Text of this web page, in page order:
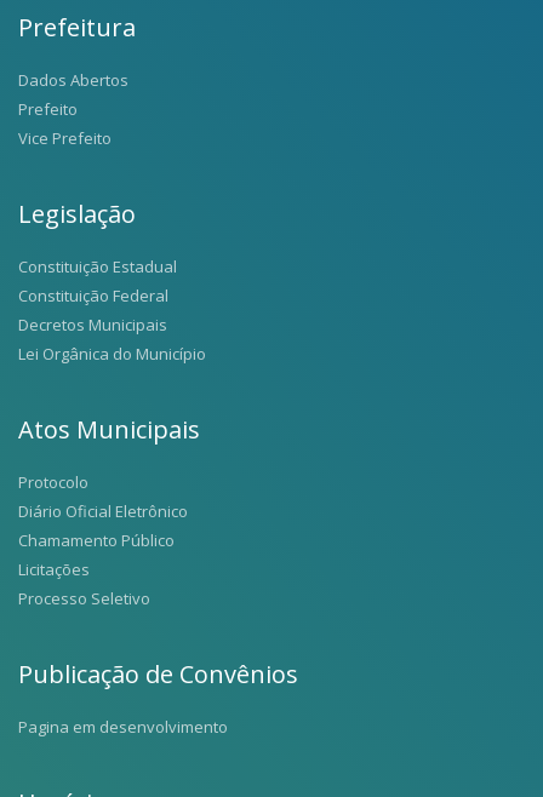
Prefeitura
Dados Abertos
Prefeito
Vice Prefeito
Legislação
Constituição Estadual
Constituição Federal
Decretos Municipais
Lei Orgânica do Município
Atos Municipais
Protocolo
Diário Oficial Eletrônico
Chamamento Público
Licitações
Processo Seletivo
Publicação de Convênios
Pagina em desenvolvimento